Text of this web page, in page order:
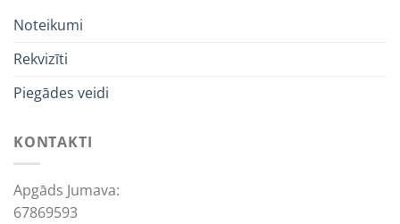
Noteikumi
Rekvizīti
Piegādes veidi
KONTAKTI
Apgāds Jumava:
67869593